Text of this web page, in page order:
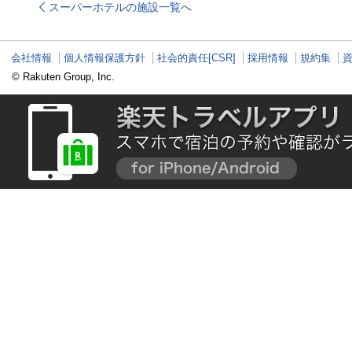
スーパーホテルの施設一覧へ
会社情報 個人情報保護方針 社会的責任[CSR] 採用情報 規約集
© Rakuten Group, Inc.